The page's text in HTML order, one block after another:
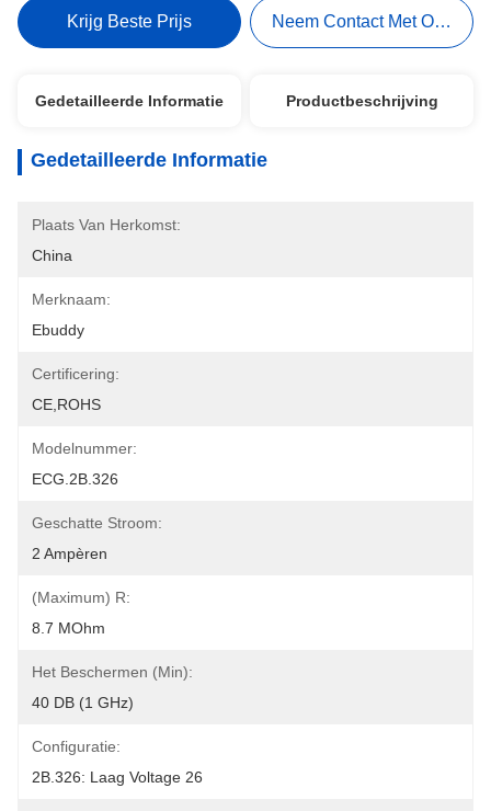
Krijg Beste Prijs Neem Contact Met Ons Op
Gedetailleerde Informatie Productbeschrijving
Gedetailleerde Informatie
Plaats Van Herkomst:
China
Merknaam:
Ebuddy
Certificering:
CE,ROHS
Modelnummer:
ECG.2B.326
Geschatte Stroom:
2 Ampèren
(Maximum) R:
8.7 MOhm
Het Beschermen (min):
40 DB (1 GHz)
Configuratie:
2B.326: Laag Voltage 26